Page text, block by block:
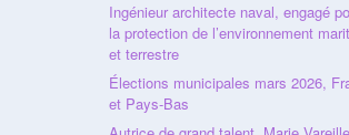
Ingénieur architecte naval, engagé
la protection de l’environnement
et terrestre
Élections municipales mars 2026,
et Pays-Bas